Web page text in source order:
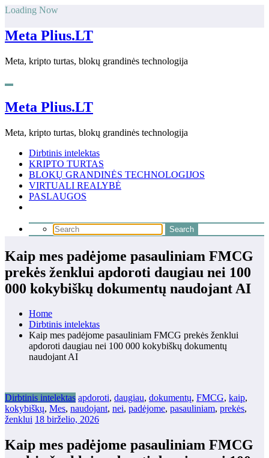
Skip
content
Loading Now
Meta Plius.LT
Meta, kripto turtas, blokų grandinės technologija
Meta Plius.LT
Meta, kripto turtas, blokų grandinės technologija
Dirbtinis intelektas
KRIPTO TURTAS
BLOKŲ GRANDINĖS TECHNOLOGIJOS
VIRTUALI REALYBĖ
PASLAUGOS
Kaip mes padėjome pasauliniam FMCG
prekės ženklui apdoroti daugiau nei 100
000 kokybiškų dokumentų naudojant AI
Home
Dirbtinis intelektas
Kaip mes padėjome pasauliniam FMCG prekės ženklui
apdoroti daugiau nei 100 000 kokybiškų dokumentų
naudojant AI
Dirbtinis intelektas apdoroti, daugiau, dokumentų, FMCG, kaip,
kokybiškų, Mes, naudojant, nei, padėjome, pasauliniam, prekės,
ženklui 18 birželio, 2026
Kaip mes padėjome pasauliniam FMCG